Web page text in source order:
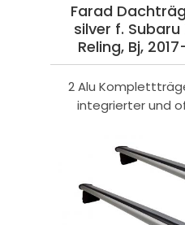
Farad
silver f.
Reling, Bj,
2 Alu
integrierter und